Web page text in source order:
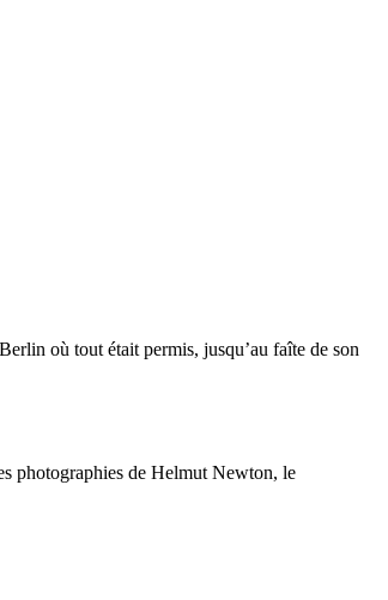
où tout était permis, jusqu’au faîte de son
photographies de Helmut Newton, le